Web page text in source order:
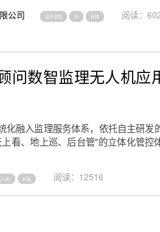
公司 设计总院 AI 科技 阅读：
问数智监理无人机应
融入监理服务体系，依托自主研发
看、地上巡、后台管"的立体化管控
人机 科技 阅读：12516